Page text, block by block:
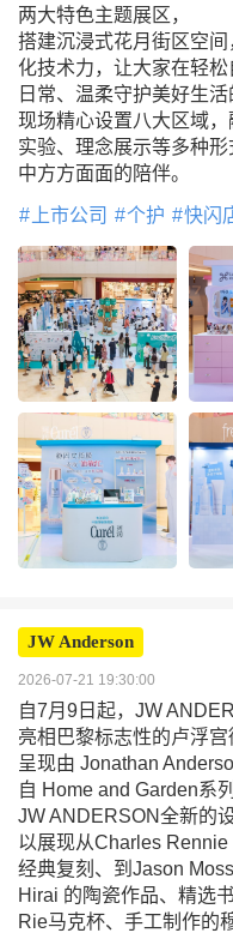
两大特色主题展区，
搭建沉浸式花月街区空
化技术力，让大家在轻
日常、温柔守护美好生活
现场精心设置八大区域
实验、理念展示等多种
中方方面面的陪伴。
上市公司 个护 快闪
JW Anderson
2026-07-21 19:30:00
自7月9日起，JW
亮相巴黎标志性的卢浮宫
呈现由 Jonathan
自 Home and Garden系
JW ANDERSON全新的
以展现从Charles
经典复刻、到Jason
Hirai 的陶瓷作品、精选
Rie马克杯、手工制作的